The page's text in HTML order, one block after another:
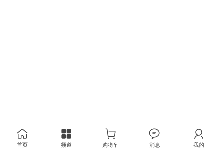
首页 频道 购物车 消息 我的